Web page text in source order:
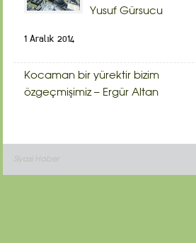
Yusuf Gürsucu
1 Aralık 2014
Kocaman bir yürektir bizim
özgeçmişimiz – Ergür Altan
Siyasi Haber